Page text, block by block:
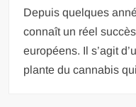
Depuis quelques
connaît un réel
européens. Il s’agit
plante du cannabis